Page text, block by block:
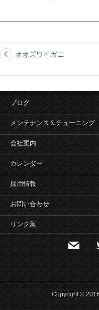
投
稿
ビ
ゲ
シ
ョ
ン
オオズワイガニ
ブログ
メンテナンス＆チューニング
会社案内
カレンダー
採用情報
お問い合わせ
リンク集
Copyright ©